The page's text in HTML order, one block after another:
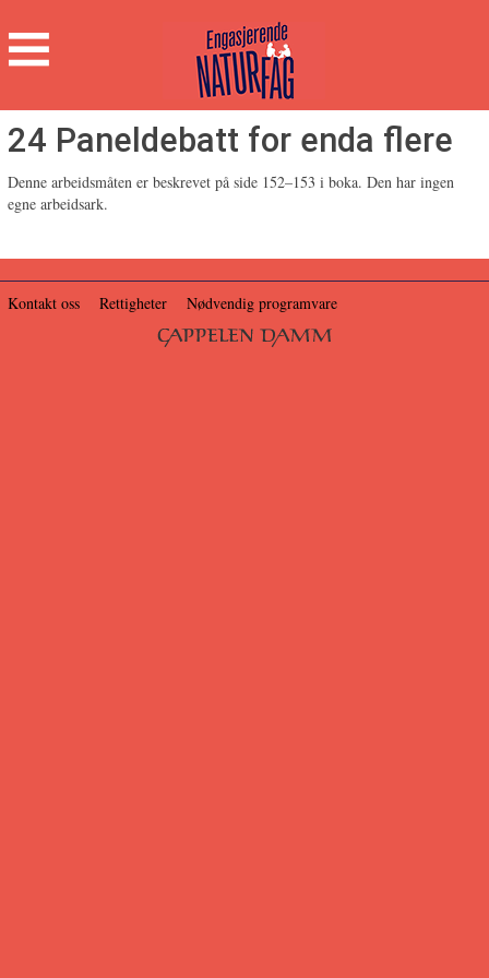
Hovedmeny
Naturfag
24 Paneldebatt for enda flere
Denne arbeidsmåten er beskrevet på side 152–153 i boka. Den har ingen
egne arbeidsark.
Kontakt oss Rettigheter Nødvendig programvare